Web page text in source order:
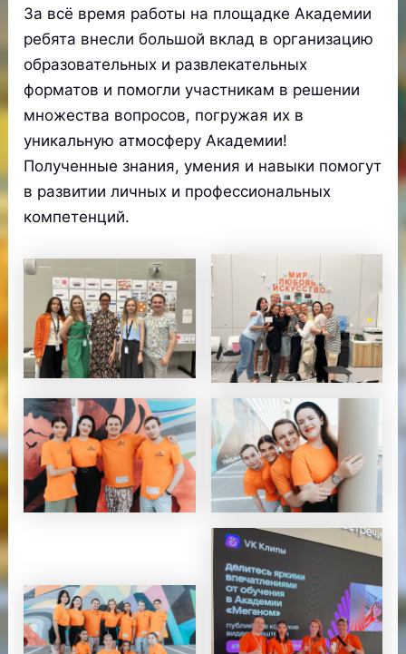
За всё время работы на площадке Академии
ребята внесли большой вклад в организацию
образовательных и развлекательных
форматов и помогли участникам в решении
множества вопросов, погружая их в
уникальную атмосферу Академии!
Полученные знания, умения и навыки помогут
в развитии личных и профессиональных
компетенций.